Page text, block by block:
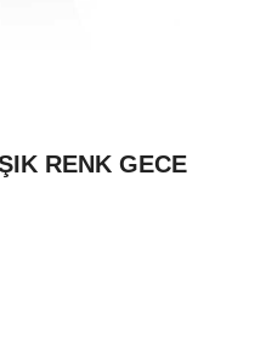
RENK GECE